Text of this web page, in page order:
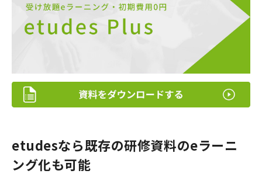
etudesなら既存の研修資料のeラーニ
ング化も可能